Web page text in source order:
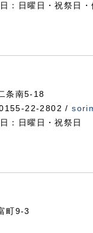
：日曜日・祝祭日・
条南5-18
22-2802 /
：日曜日・祝祭日
町9-3